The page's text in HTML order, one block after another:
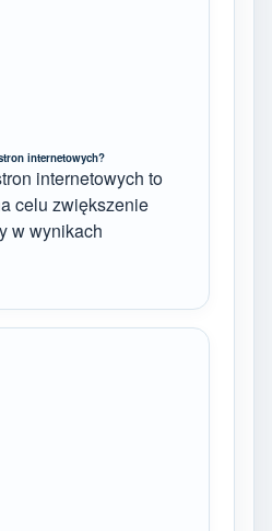
internetowych?
internetowych to
celu zwiększenie
w wynikach